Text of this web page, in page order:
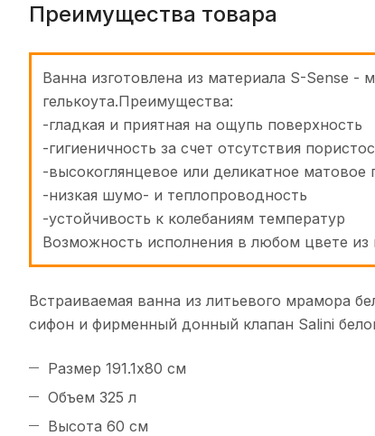
Преимущества товара
Ванна изготовлена из материала S-Sense
гелькоута.Преимущества:
-гладкая и приятная на ощупь поверхность
-гигиеничность за счет отсутствия
-высокоглянцевое или деликатное матовое
-низкая шумо- и теплопроводность
-устойчивость к колебаниям температур
Возможность исполнения в любом цвете из
Встраиваемая ванна из литьевого мрамора
сифон и фирменный донный клапан Salini
Размер 191.1х80 см
Объем 325 л
Высота 60 см